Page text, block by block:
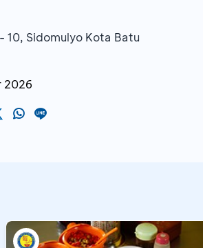
10, Sidomulyo Kota Batu
2026